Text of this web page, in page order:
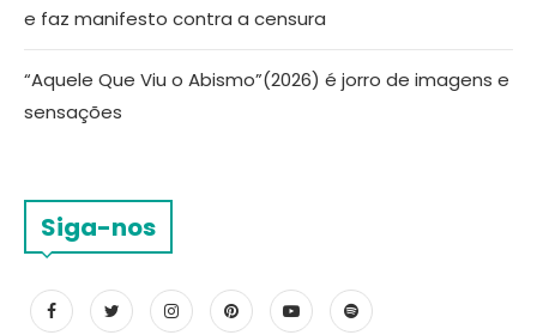
e faz manifesto contra a censura
“Aquele Que Viu o Abismo”(2026) é jorro de imagens e
sensações
Siga-nos